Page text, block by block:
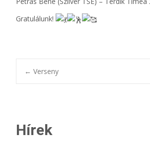
Gratulálunk!
← Verseny
Hírek